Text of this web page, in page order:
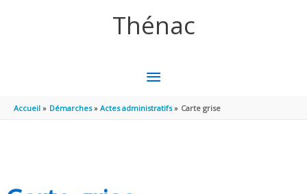
Thénac
MENU
PRINCIPAL
Accueil Démarches Actes administratifs Carte grise